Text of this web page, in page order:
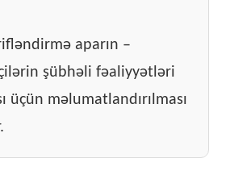
aparın –
şübhəli fəaliyyətləri
üçün məlumatlandırılması